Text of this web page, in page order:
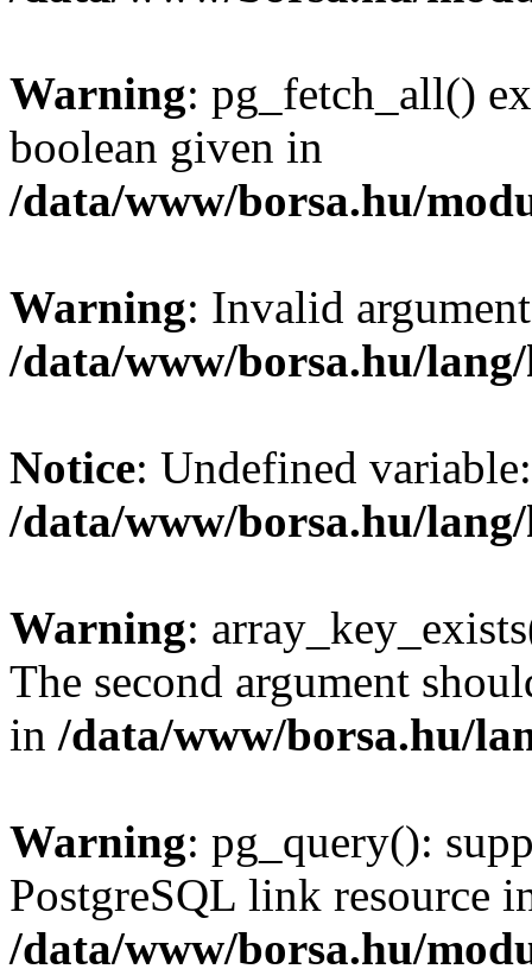
Warning: pg_fetch_all()
boolean given in
/data/www/borsa.hu/
Warning: Invalid
/data/www/borsa.hu/
Notice: Undefined
/data/www/borsa.hu/
Warning:
The second argument
in /data/www/borsa.hu/
Warning: pg_query():
PostgreSQL link resource
/data/www/borsa.hu/